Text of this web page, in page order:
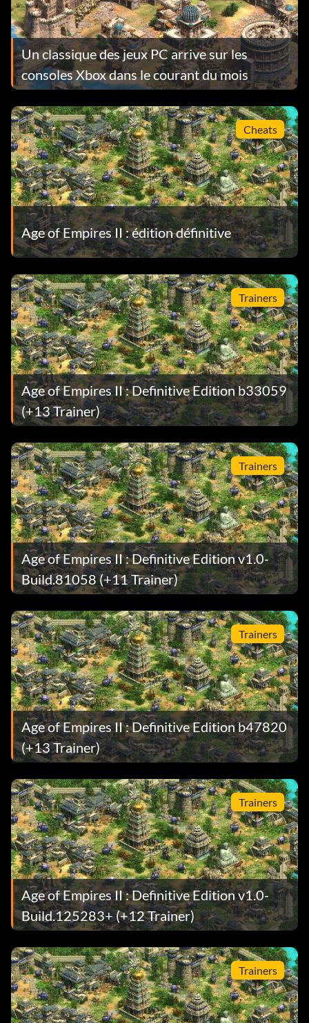
Un classique des jeux PC arrive sur les
consoles Xbox dans le courant du mois
Cheats
Age of Empires II : édition définitive
Trainers
Age of Empires II : Definitive Edition b33059
(+13 Trainer)
Trainers
Age of Empires II : Definitive Edition v1.0-
Build.81058 (+11 Trainer)
Trainers
Age of Empires II : Definitive Edition b47820
(+13 Trainer)
Trainers
Age of Empires II : Definitive Edition v1.0-
Build.125283+ (+12 Trainer)
Trainers